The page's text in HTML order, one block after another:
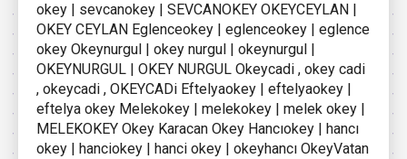
okey | sevcanokey | SEVCANOKEY OKEYCEYLAN |
OKEY CEYLAN Eglenceokey | eglenceokey | eglence
okey Okeynurgul | okey nurgul | okeynurgul |
OKEYNURGUL | OKEY NURGUL Okeycadi , okey cadi
, okeycadi , OKEYCADi Eftelyaokey | eftelyaokey |
eftelya okey Melekokey | melekokey | melek okey |
MELEKOKEY Okey Karacan Okey Hancıokey | hancı
okey | hanciokey | hanci okey | okeyhancı OkeyVatan